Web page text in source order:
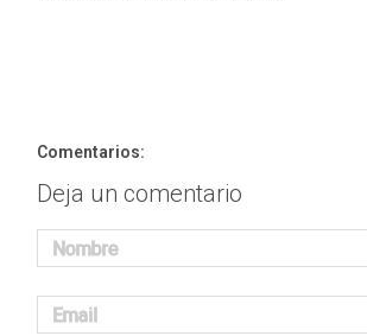
Comentarios:
Deja un comentario
Nombre
Email